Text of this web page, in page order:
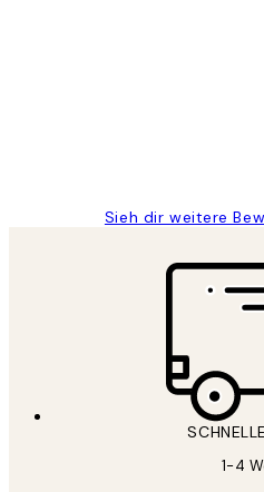
Sieh dir weitere
1-4